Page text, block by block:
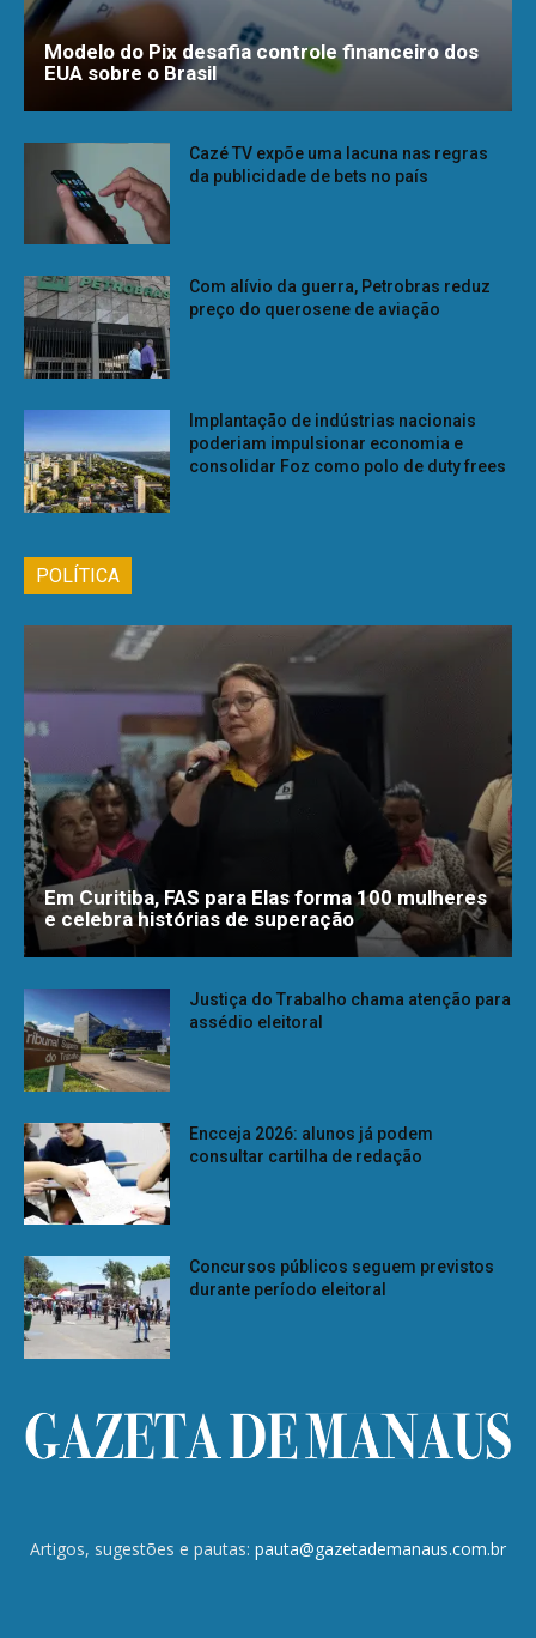
Modelo do Pix desafia controle financeiro dos
EUA sobre o Brasil
Cazé TV expõe uma lacuna nas regras
da publicidade de bets no país
Com alívio da guerra, Petrobras reduz
preço do querosene de aviação
Implantação de indústrias nacionais
poderiam impulsionar economia e
consolidar Foz como polo de duty frees
POLÍTICA
Em Curitiba, FAS para Elas forma 100 mulheres
e celebra histórias de superação
Justiça do Trabalho chama atenção para
assédio eleitoral
Encceja 2026: alunos já podem
consultar cartilha de redação
Concursos públicos seguem previstos
durante período eleitoral
Artigos, sugestões e pautas: pauta@gazetademanaus.com.br